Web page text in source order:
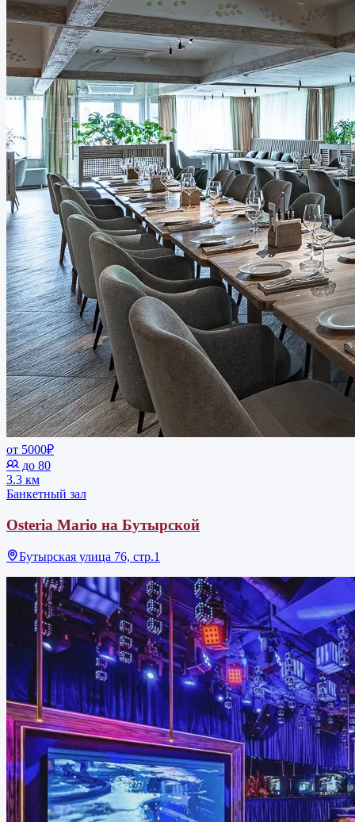
от 5000₽
до 80
3.3 км
Банкетный зал
Osteria Mario на Бутырской
Бутырская улица 76, стр.1